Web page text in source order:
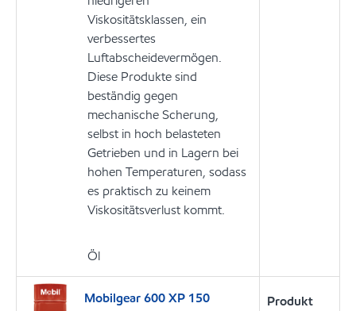
Viskositätsklassen, ein
verbessertes
Luftabscheidevermögen.
Diese Produkte sind
beständig gegen
mechanische Scherung,
selbst in hoch belasteten
Getrieben und in Lagern bei
hohen Temperaturen, sodass
es praktisch zu keinem
Viskositätsverlust kommt.
Öl
Mobilgear 600 XP 150
Produkt